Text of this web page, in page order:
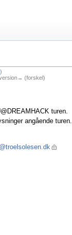
)
(forskel)
turen.
angående turen.